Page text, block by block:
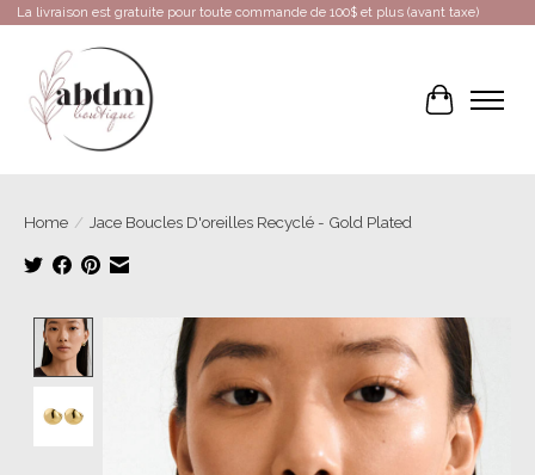
La livraison est gratuite pour toute commande de 100$ et plus (avant taxe)
Cart
Home / Jace Boucles D'oreilles Recyclé - Gold Plated
Product image slideshow Items